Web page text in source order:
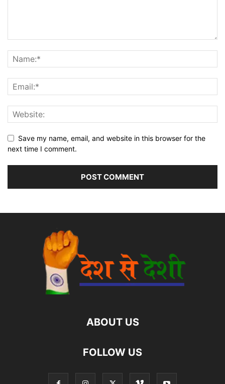
Save my name, email, and website in this browser for the
next time I comment.
ABOUT US
FOLLOW US